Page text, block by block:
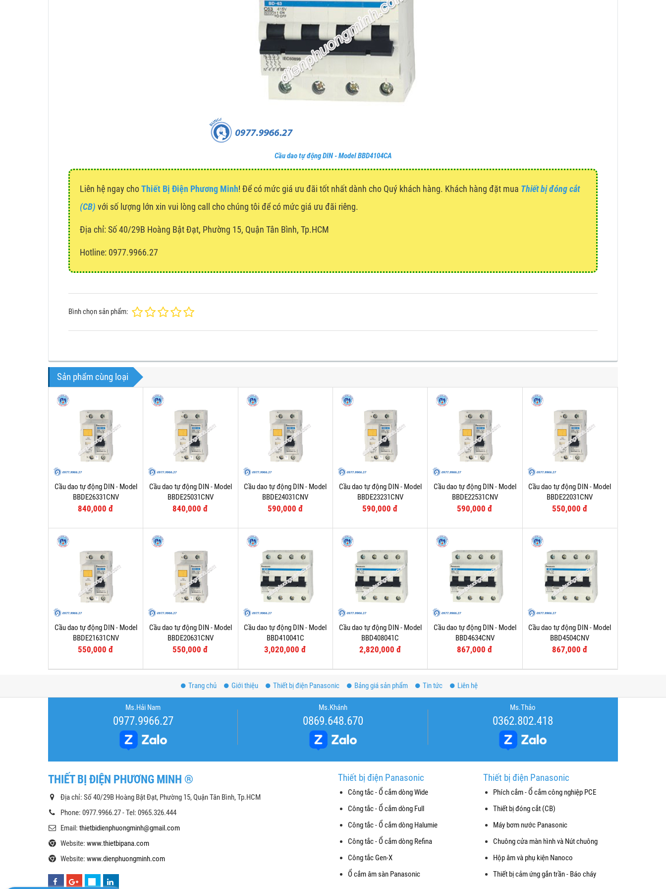
Cầu dao tự động DIN - Model BBD4104CA
Liên hệ ngay choThiết Bị Điện Phương Minh! Để có mức giá ưu đãi tốt nhất dành cho Quý khách hàng. Khách hàng đặt mua Thiết bị đóng cắt
(CB) với số lượng lớn xin vui lòng call cho chúng tôi để có mức giá ưu đãi riêng.
Địa chỉ: Số 40/29B Hoàng Bật Đạt, Phường 15, Quận Tân Bình, Tp.HCM
Hotline: 0977.9966.27
Bình chọn sản phẩm:
Sản phẩm cùng loại
Cầu dao tự động DIN - Model
BBDE26331CNV
840,000 đ
Cầu dao tự động DIN - Model
BBDE25031CNV
840,000 đ
Cầu dao tự động DIN - Model
BBDE24031CNV
590,000 đ
Cầu dao tự động DIN - Model
BBDE23231CNV
590,000 đ
Cầu dao tự động DIN - Model
BBDE22531CNV
590,000 đ
Cầu dao tự động DIN - Model
BBDE22031CNV
550,000 đ
Cầu dao tự động DIN - Model
BBDE21631CNV
550,000 đ
Cầu dao tự động DIN - Model
BBDE20631CNV
550,000 đ
Cầu dao tự động DIN - Model
BBD410041C
3,020,000 đ
Cầu dao tự động DIN - Model
BBD408041C
2,820,000 đ
Cầu dao tự động DIN - Model
BBD4634CNV
867,000 đ
Cầu dao tự động DIN - Model
BBD4504CNV
867,000 đ
Trang chủ Giới thiệu Thiết bị điện Panasonic Bảng giá sản phẩm Tin tức Liên hệ
Ms.Hải Nam
0977.9966.27
Ms.Khánh
0869.648.670
Ms.Thảo
0362.802.418
THIẾT BỊ ĐIỆN PHƯƠNG MINH ®
Địa chỉ: Số 40/29B Hoàng Bật Đạt, Phường 15, Quận Tân Bình, Tp.HCM
Phone: 0977.9966.27 - Tel: 0965.326.444
Email: thietbidienphuongminh@gmail.com
Website: www.thietbipana.com
Website: www.dienphuongminh.com
Thiết bị điện Panasonic
Công tắc - Ổ cắm dòng Wide
Công tắc - Ổ cắm dòng Full
Công tắc - Ổ cắm dòng Halumie
Công tắc - Ổ cắm dòng Refina
Công tắc Gen-X
Ổ cắm âm sàn Panasonic
Thiết bị điện Panasonic
Phích cắm - Ổ cắm công nghiệp PCE
Thiết bị đóng cắt (CB)
Máy bơm nước Panasonic
Chuông cửa màn hình và Nút chuông
Hộp âm và phụ kiện Nanoco
Thiết bị cảm ứng gắn trần - Báo cháy